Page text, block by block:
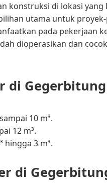
konstruksi di lokasi yang
utama untuk
pada pekerjaan
dioperasikan dan
di
10 m³.
12 m³.
hingga 3 m³.
di